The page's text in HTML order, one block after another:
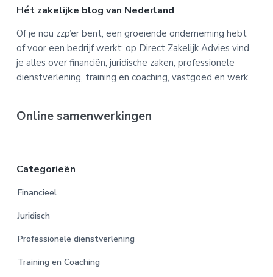
Footer
Hét zakelijke blog van Nederland
Of je nou zzp’er bent, een groeiende onderneming hebt
of voor een bedrijf werkt; op Direct Zakelijk Advies vind
je alles over financiën, juridische zaken, professionele
dienstverlening, training en coaching, vastgoed en werk.
Online samenwerkingen
Categorieën
Financieel
Juridisch
Professionele dienstverlening
Training en Coaching